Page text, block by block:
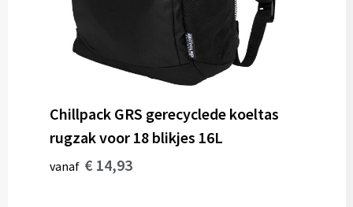
Chillpack GRS gerecyclede koeltas
rugzak voor 18 blikjes 16L
vanaf € 14,93